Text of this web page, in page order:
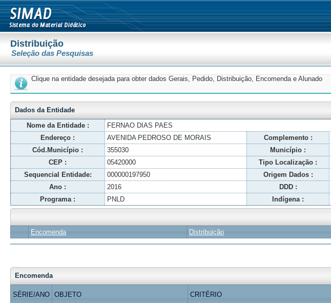
Distribuição
Seleção das Pesquisas
Clique na entidade desejada para obter dados Gerais, Pedido, Distribuição, Encomenda e Alunado
Dados da Entidade
Nome da Entidade :
FERNAO DIAS PAES
Endereço :
AVENIDA PEDROSO DE MORAIS Complemento :
Cód.Município :
355030 Município :
CEP :
05420000 Tipo Localização :
Sequencial Entidade:
000000197950 Origem Dados :
Ano :
2016 DDD :
Programa :
PNLD Indígena :
Encomenda Distribuição
Encomenda
SÉRIE/ANO OBJETO CRITÉRIO